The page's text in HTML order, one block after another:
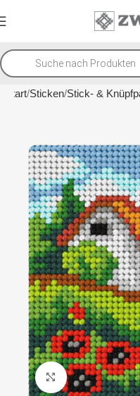
Start Sticken Stick- &
Klicken um zu